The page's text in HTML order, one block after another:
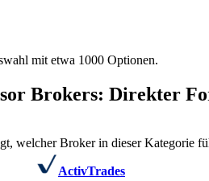
mit etwa 1000 Optionen.
Brokers: Direkter
welcher Broker in dieser Kategorie
ActivTrades